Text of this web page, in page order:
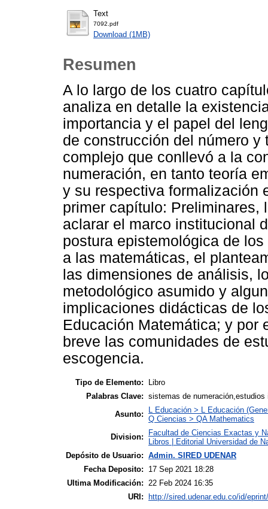
Text
7092.pdf
Download (1MB)
Resumen
A lo largo de los cuatro
analiza en detalle la
importancia y el papel del
de construcción del número
complejo que conllevó a la
numeración, en tanto teoría
y su respectiva formalización
primer capítulo: Preliminares,
aclarar el marco institucional
postura epistemológica de
a las matemáticas, el
las dimensiones de análisis,
metodológico asumido y
implicaciones didácticas de
Educación Matemática; y por
breve las comunidades de
escogencia.
Tipo de Elemento:
Libro
Palabras Clave: sistemas de
Asunto:
L Educación > L Educación
Q Ciencias > QA Mathematics
Division:
Facultad de Ciencias Exactas y
Libros | Editorial Universidad de
Depósito de Usuario: Admin. SIRED UDENAR
Fecha Deposito:
17 Sep 2021 18:28
Ultima Modificación:
22 Feb 2024 16:35
URI: http://sired.udenar.edu.co/id/